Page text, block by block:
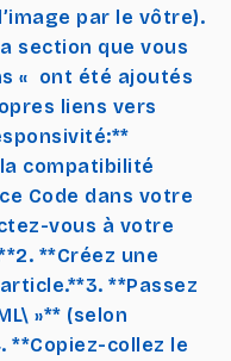
par le vôtre).
section que vous
« ont été ajoutés
liens vers
compatibilité
Code dans votre
vous à votre
**Créez une
**Passez
»** (selon
**Copiez-collez le